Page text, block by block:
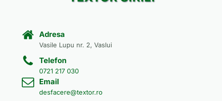
Adresa
Vasile Lupu nr. 2, Vaslui
Telefon
0721 217 030
Email
desfacere@textor.ro